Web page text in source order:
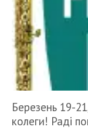
Березень 19-
колеги! Раді